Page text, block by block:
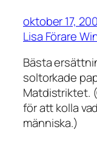
oktober 17,
Lisa Förare
Bästa
soltorkade
Matdistriktet.
för att kolla
människa.)